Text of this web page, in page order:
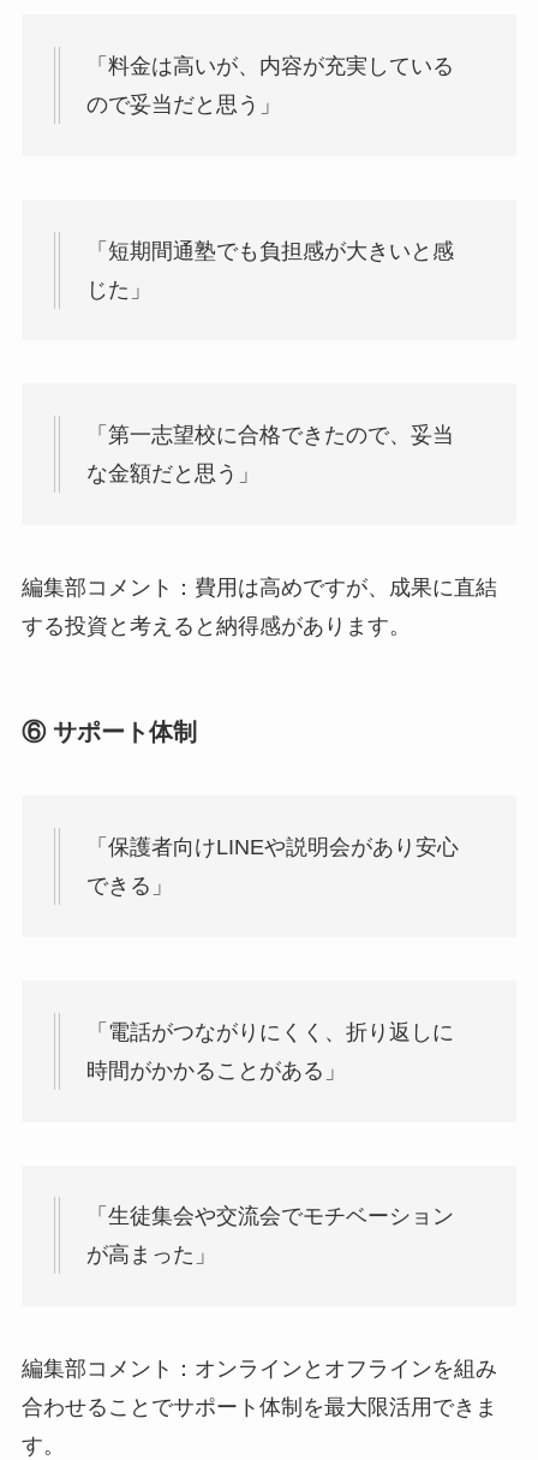
「料金は高いが、内容が充実している
ので妥当だと思う」
「短期間通塾でも負担感が大きいと感
じた」
「第一志望校に合格できたので、妥当
な金額だと思う」
編集部コメント：費用は高めですが、成果に直結
する投資と考えると納得感があります。
⑥ サポート体制
「保護者向けLINEや説明会があり安心
できる」
「電話がつながりにくく、折り返しに
時間がかかることがある」
「生徒集会や交流会でモチベーション
が高まった」
編集部コメント：オンラインとオフラインを組み
合わせることでサポート体制を最大限活用できま
す。